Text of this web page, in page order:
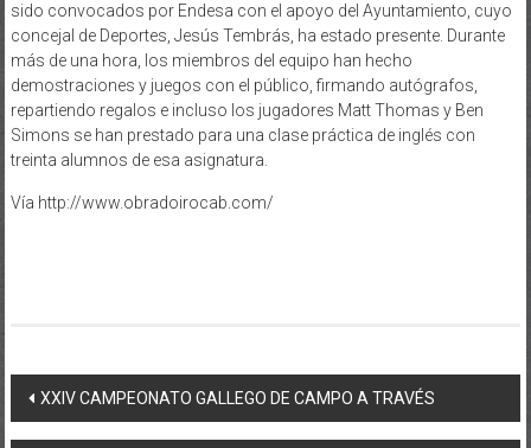
sido convocados por Endesa con el apoyo del Ayuntamiento, cuyo
concejal de Deportes, Jesús Tembrás, ha estado presente. Durante
más de una hora, los miembros del equipo han hecho
demostraciones y juegos con el público, firmando autógrafos,
repartiendo regalos e incluso los jugadores Matt Thomas y Ben
Simons se han prestado para una clase práctica de inglés con
treinta alumnos de esa asignatura.
Vía http://www.obradoirocab.com/
Post navigation
XXIV CAMPEONATO GALLEGO DE CAMPO A TRAVÉS